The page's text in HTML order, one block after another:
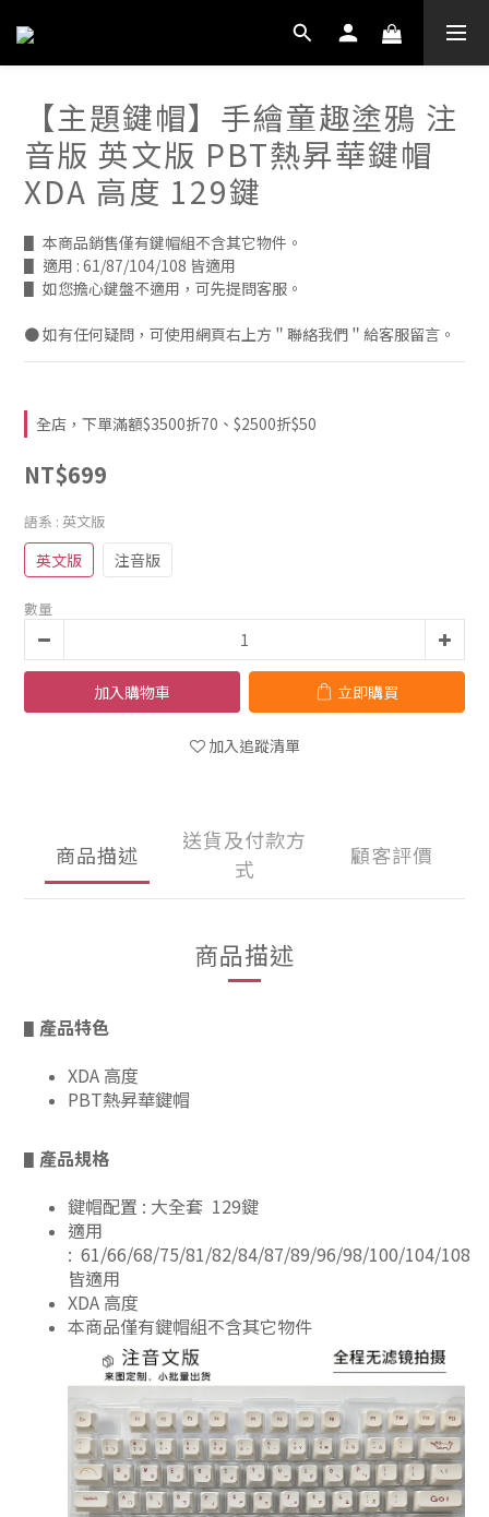
【主題鍵帽】手繪童趣塗鴉 注
音版 英文版 PBT熱昇華鍵帽
XDA 高度 129鍵
▋ 本商品銷售僅有鍵帽組不含其它物件。
▋ 適用 : 61/87/104/108 皆適用
▋ 如您擔心鍵盤不適用，可先提問客服。
● 如有任何疑問，可使用網頁右上方＂聯絡我們＂給客服留言。
全店，下單滿額$3500折70、$2500折$50
NT$699
語系 : 英文版
英文版 注音版
數量
加入購物車 立即購買
加入追蹤清單
商品描述
送貨及付款方
式
顧客評價
商品描述
▋ 產品特色
XDA 高度
PBT熱昇華鍵帽
▋ 產品規格
鍵帽配置 : 大全套 129鍵
適用
: 61/66/68/75/81/82/84/87/89/96/98/100/104/108
皆適用
XDA 高度
本商品僅有鍵帽組不含其它物件